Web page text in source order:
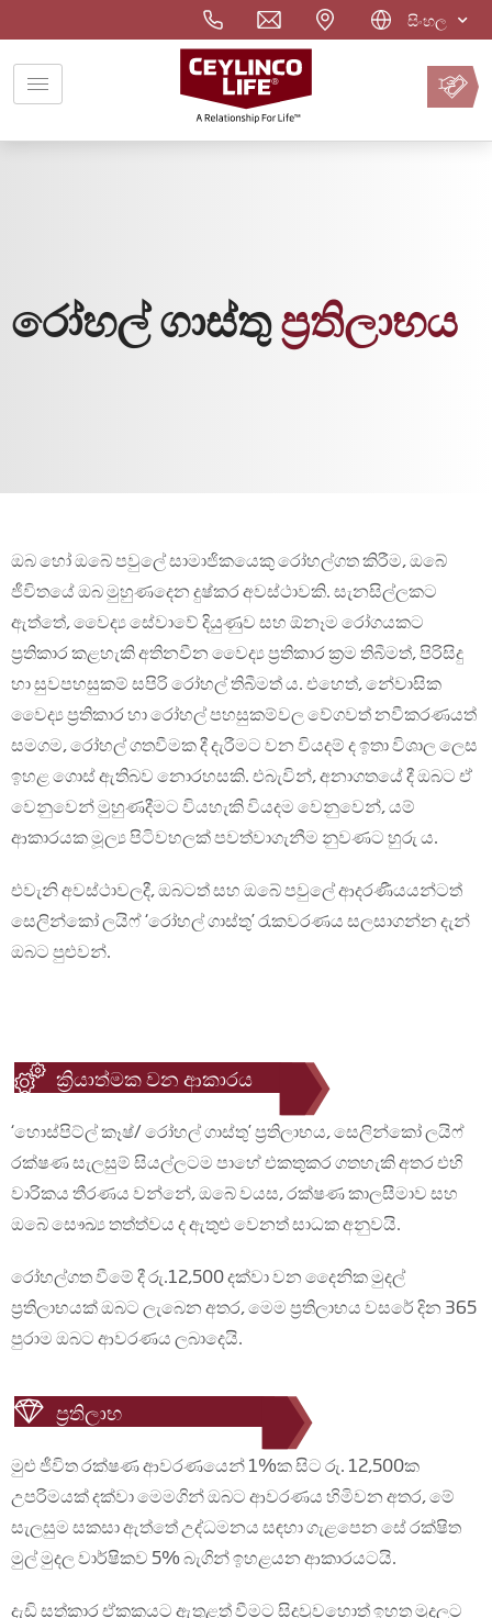
සිංහල
වාරිකය
ඔන්ලයින්
ගෙවන්න
රෝහල් ගාස්තුප‍්‍රතිලාභය
ඔබ හෝ ඔබේ පවුලේ සාමාජිකයෙකු රෝහල්ගත කිරීම, ඔබේ
ජීවිතයේ ඔබ මුහුණදෙන දුෂ්කර අවස්ථාවකි. සැනසිල්ලකට
ඇත්තේ, වෛද්‍ය සේවාවේ දියුණුව සහ ඕනෑම රෝගයකට
ප්‍රතිකාර කළහැකි අතිනවීන වෛද්‍ය ප්‍රතිකාර ක්‍රම තිබීමත්, පිරිසිදු
හා සුවපහසුකම් සපිරි රෝහල් තිබීමත් ය. එහෙත්, නේවාසික
වෛද්‍ය ප්‍රතිකාර හා රෝහල් පහසුකම්වල වේගවත් නවීකරණයත්
සමගම, රෝහල් ගතවීමක දී දැරීමට වන වියදම් ද ඉතා විශාල ලෙස
ඉහළ ගොස් ඇතිබව නොරහසකි. එබැවින්, අනාගතයේ දී ඔබට ඒ
වෙනුවෙන් මුහුණදීමට වියහැකි වියදම වෙනුවෙන්, යම්
ආකාරයක මූල්‍ය පිටිවහලක් පවත්වාගැනීම නුවණට හුරු ය.
එවැනි අවස්ථාවලදී, ඔබටත් සහ ඔබේ පවුලේ ආදරණීයයන්ටත්
සෙලින්කෝ ලයිෆ් ‘රෝහල් ගාස්තු’ රැකවරණය සලසාගන්න දැන්
ඔබට පුළුවන්.
ක්‍රියාත්මක වන ආකාරය
‘හොස්පිට්ල් කෑෂ්/ රෝහල් ගාස්තු’ ප්‍රතිලාභය, සෙලින්කෝ ලයිෆ්
රක්ෂණ සැලසුම් සියල්ලටම පාහේ එකතුකර ගතහැකි අතර එහි
වාරිකය තීරණය වන්නේ, ඔබේ වයස, රක්ෂණ කාලසීමාව සහ
ඔබේ සෞඛ්‍ය තත්ත්වය ද ඇතුළු වෙනත් සාධක අනුවයි.
රෝහල්ගත වීමේ දී රු.12,500 දක්වා වන දෛනික මුදල්
ප්‍රතිලාභයක් ඔබට ලැබෙන අතර, මෙම ප්‍රතිලාභය වසරේ දින 365
පුරාම ඔබට ආවරණය ලබාදෙයි.
ප‍්‍රතිලාභ
මුළු ජීවිත රක්ෂණ ආවරණයෙන් 1%ක සිට රු. 12,500ක
උපරිමයක් දක්වා මෙමගින් ඔබට ආවරණය හිමිවන අතර, මේ
සැලසුම සකසා ඇත්තේ උද්ධමනය සඳහා ගැළපෙන සේ රක්ෂිත
මුල් මුදල වාර්ෂිකව 5% බැගින් ඉහළයන ආකාරයටයි.
දැඩි සත්කාර ඒකකයට ඇතුළත් වීමට සිදුවුවහොත් ඉහත මුදලට